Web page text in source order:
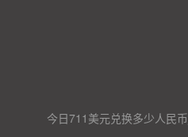
今日711美元兑换多少人民